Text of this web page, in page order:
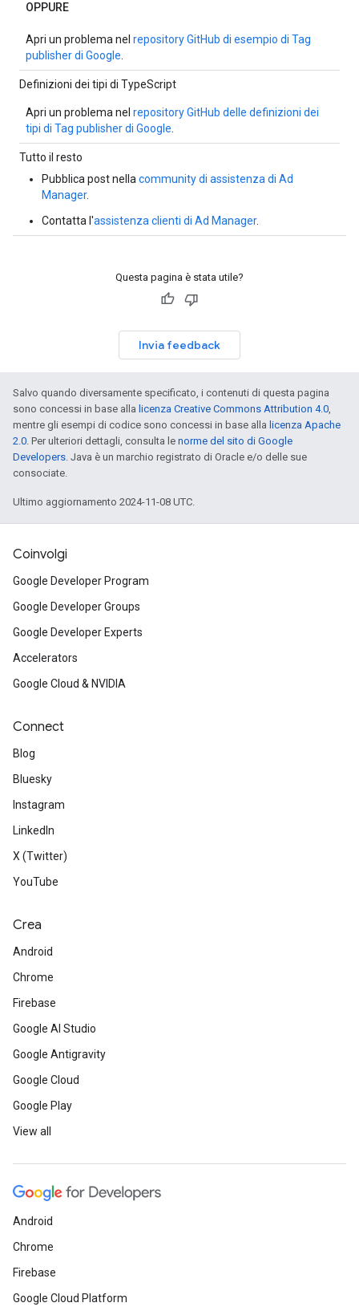
OPPURE
Apri un problema nel repository GitHub di esempio di Tag
publisher di Google
Definizioni dei tipi di TypeScript
Apri un problema nel repository GitHub delle definizioni dei
tipi di Tag publisher di Google
Tutto il resto
Pubblica post nella community di assistenza di Ad
Manager.
Contatta l'assistenza clienti di Ad Manager.
Questa pagina è stata utile?
Invia feedback
Salvo quando diversamente specificato, i contenuti di questa pagina
sono concessi in base alla licenza Creative Commons Attribution 4.0,
mentre gli esempi di codice sono concessi in base alla licenza Apache
2.0. Per ulteriori dettagli, consulta le norme del sito di Google
Developers. Java è un marchio registrato di Oracle e/o delle sue
consociate.
Ultimo aggiornamento 2024-11-08 UTC.
Coinvolgi
Google Developer Program
Google Developer Groups
Google Developer Experts
Accelerators
Google Cloud & NVIDIA
Connect
Blog
Bluesky
Instagram
LinkedIn
X (Twitter)
YouTube
Crea
Android
Chrome
Firebase
Google AI Studio
Google Antigravity
Google Cloud
Google Play
View all
Android
Chrome
Firebase
Google Cloud Platform